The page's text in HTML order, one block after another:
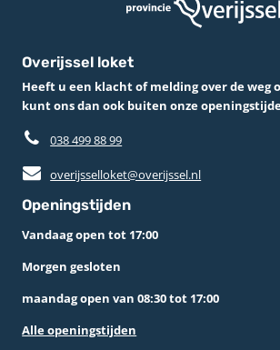
Overijssel loket
Heeft u een klacht of melding over de weg
kunt ons dan ook buiten onze
038 499 88 99
overijsselloket@overijssel.nl
Openingstijden
Vandaag open tot 17:00
Morgen gesloten
maandag open van 08:30 tot 17:00
Alle openingstijden